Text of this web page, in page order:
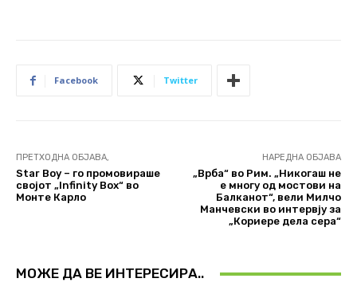
Facebook Twitter
ПРЕТХОДНА ОБЈАВА,
Star Boy – го промовираше
својот „Infinity Box“ во
Монте Карло
НАРЕДНА ОБЈАВА
„Врба“ во Рим. „Никогаш не
е многу од мостови на
Балканот“, вели Милчо
Манчевски во интервју за
„Кориере дела сера“
МОЖЕ ДА ВЕ ИНТЕРЕСИРА..